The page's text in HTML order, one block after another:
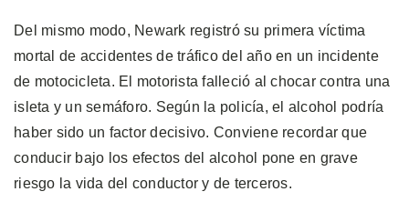
Del mismo modo, Newark registró su primera víctima
mortal de accidentes de tráfico del año en un incidente
de motocicleta. El motorista falleció al chocar contra una
isleta y un semáforo. Según la policía, el alcohol podría
haber sido un factor decisivo. Conviene recordar que
conducir bajo los efectos del alcohol pone en grave
riesgo la vida del conductor y de terceros.